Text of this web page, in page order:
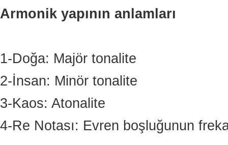
Armonik yapının anlamları
1-Doğa: Majör tonalite
2-İnsan: Minör tonalite
3-Kaos: Atonalite
4-Re Notası: Evren boşluğunun